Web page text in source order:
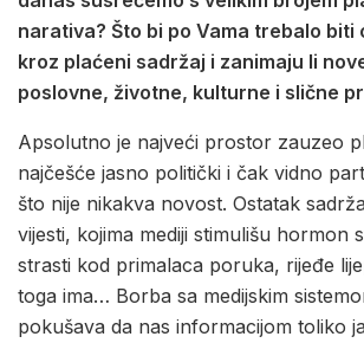
narativa? Što bi po Vama trebalo biti
kroz plaćeni sadržaj i zanimaju li
poslovne, životne, kulturne i slične
Apsolutno je najveći prostor zauzeo
najčešće jasno politički i čak vidno
što nije nikakva novost. Ostatak
vijesti, kojima mediji stimulišu hormon
strasti kod primalaca poruka, rijeđe
toga ima… Borba sa medijskim
pokušava da nas informacijom toliko